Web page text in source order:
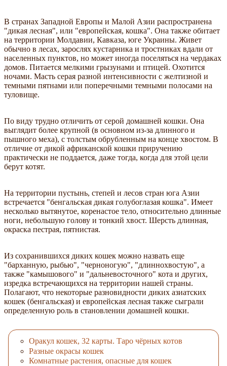
В странах Западной Европы и Малой Азии распространена
"дикая лесная", или "европейская, кошка". Она также обитает
на территории Молдавии, Кавказа, юге Украины. Живет
обычно в лесах, зарослях кустарника и тростниках вдали от
населенных пунктов, но может иногда поселяться на чердаках
домов. Питается мелкими грызунами и птицей. Охотится
ночами. Масть серая разной интенсивности с желтизной и
темными пятнами или поперечными темными полосами на
туловище.
По виду трудно отличить от серой домашней кошки. Она
выглядит более крупной (в основном из-за длинного и
пышного меха), с толстым обрубленным на конце хвостом. В
отличие от дикой африканской кошки приручению
практически не поддается, даже тогда, когда для этой цели
берут котят.
На территории пустынь, степей и лесов стран юга Азии
встречается "бенгальская дикая голубоглазая кошка". Имеет
несколько вытянутое, коренастое тело, относительно длинные
ноги, небольшую голову и тонкий хвост. Шерсть длинная,
окраска пестрая, пятнистая.
Из сохранившихся диких кошек можно назвать еще
"барханную, рыбью", "черноногую", "длиннохвостую", а
также "камышового" и "дальневосточного" кота и других,
изредка встречающихся на территории нашей страны.
Полагают, что некоторые разновидности диких азиатских
кошек (бенгальская) и европейская лесная также сыграли
определенную роль в становлении домашней кошки.
Оракул кошек, 32 карты. Таро чёрных котов
Разные окрасы кошек
Комнатные растения, опасные для кошек